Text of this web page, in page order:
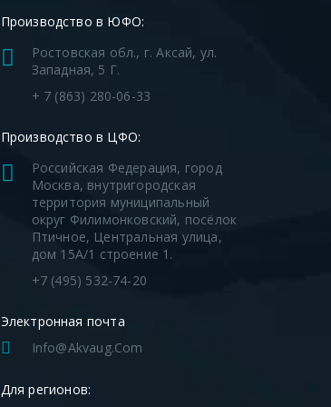
Производство в ЮФО:
Ростовская обл., г. Аксай, ул.
Западная, 5 Г.
+ 7 (863) 280-06-33
Производство в ЦФО:
Российская Федерация, город
Москва, внутригородская
территория муниципальный
округ Филимонковский, посёлок
Птичное, Центральная улица,
дом 15А/1 строение 1.
+7 (495) 532-74-20
Электронная почта
Info@akvaug.com
Для регионов: